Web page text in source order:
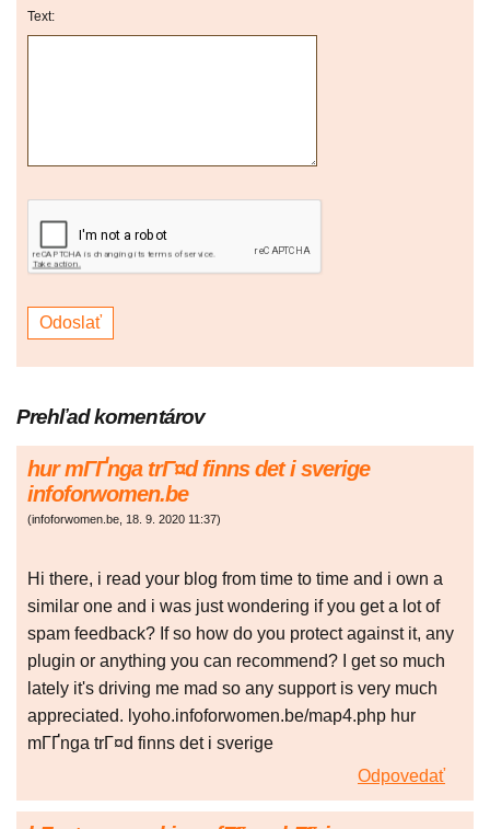
Text:
Prehľad komentárov
hur mГҐnga trГ¤d finns det i sverige
infoforwomen.be
(infoforwomen.be, 18. 9. 2020 11:37)
Hi there, i read your blog from time to time and i own a
similar one and i was just wondering if you get a lot of
spam feedback? If so how do you protect against it, any
plugin or anything you can recommend? I get so much
lately it's driving me mad so any support is very much
appreciated. lyoho.infoforwomen.be/map4.php hur
mГҐnga trГ¤d finns det i sverige
Odpovedať